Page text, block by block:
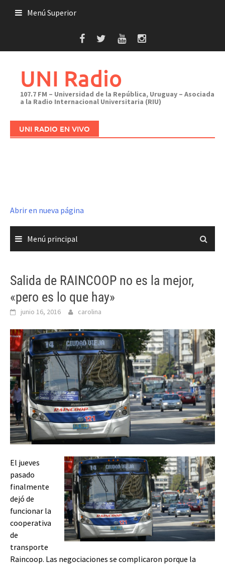
Menú Superior
UNI Radio
107.7 FM – Universidad de la República, Uruguay – Asociada
a la Radio Internacional Universitaria (RIU)
UNI RADIO EN VIVO
Abrir en nueva página
Menú principal
Salida de RAINCOOP no es la mejor,
«pero es lo que hay»
junio 16, 2016 carolina
El jueves
pasado
finalmente
dejó de
funcionar la
cooperativa
de
transporte
Raincoop. Las negociaciones se complicaron porque la